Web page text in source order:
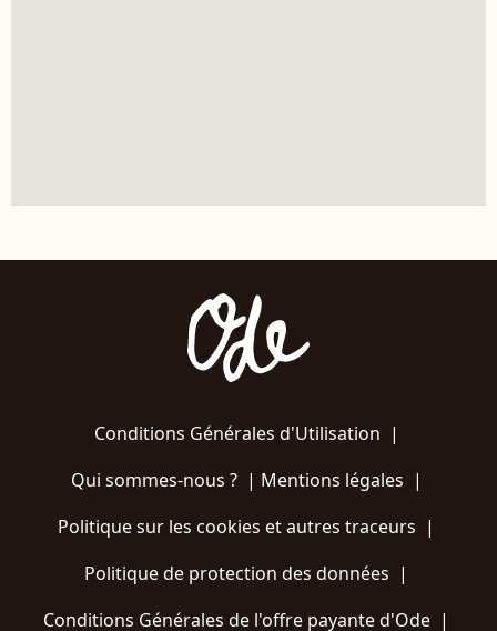
Conditions Générales d'Utilisation |
Qui sommes-nous ?| Mentions légales |
Politique sur les cookies et autres traceurs |
Politique de protection des données |
Conditions Générales de l'offre payante d'Ode |